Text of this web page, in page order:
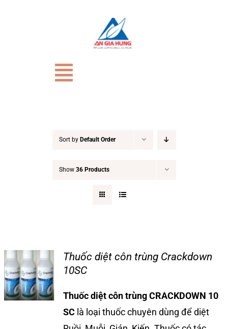
Toggle
Liên hệ
Sort by Default Order
Show 36 Products
Thuốc diệt côn trùng Crackdown
10SC
Thuốc diệt côn trùng CRACKDOWN 10
SC là loại thuốc chuyên dùng để diệt